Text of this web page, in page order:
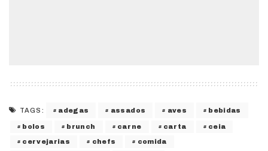
TAGS: adegas assados aves bebidas
bolos brunch carne carta ceia
cervejarias chefs comida